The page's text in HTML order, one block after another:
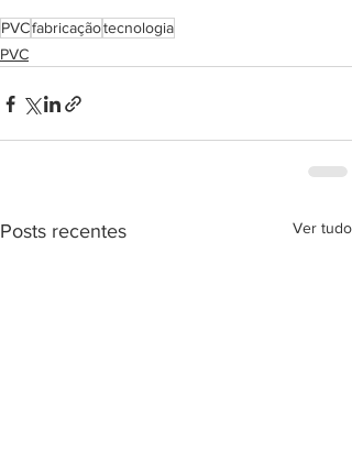
PVCfabricaçãotecnologia
PVC
Posts recentes Ver tudo